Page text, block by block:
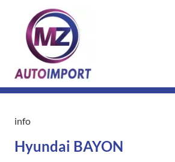
info
Hyundai BAYON